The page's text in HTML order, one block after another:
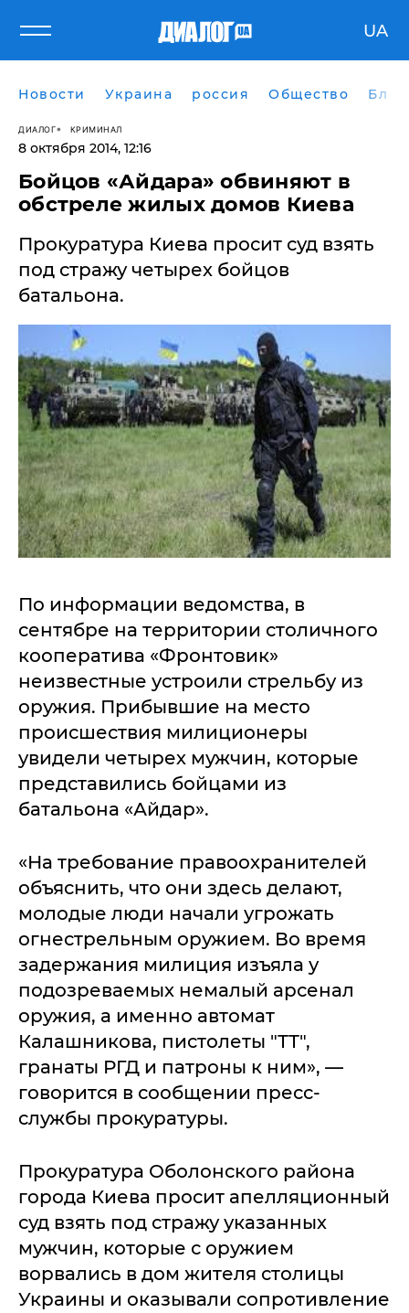
UA
Новости Украина россия Общество
ДИАЛОГ КРИМИНАЛ
8 октября 2014, 12:16
​Бойцов «Айдара» обвиняют в
обстреле жилых домов Киева
Прокуратура Киева просит суд взять
под стражу четырех бойцов
батальона.
По информации ведомства, в
сентябре на территории столичного
кооператива «Фронтовик»
неизвестные устроили стрельбу из
оружия. Прибывшие на место
происшествия милиционеры
увидели четырех мужчин, которые
представились бойцами из
батальона «Айдар».
«На требование правоохранителей
объяснить, что они здесь делают,
молодые люди начали угрожать
огнестрельным оружием. Во время
задержания милиция изъяла у
подозреваемых немалый арсенал
оружия, а именно автомат
Калашникова, пистолеты "ТТ",
гранаты РГД и патроны к ним», —
говорится в сообщении пресс-
службы прокуратуры.
Прокуратура Оболонского района
города Киева просит апелляционный
суд взять под стражу указанных
мужчин, которые с оружием
ворвались в дом жителя столицы
Украины и оказывали сопротивление